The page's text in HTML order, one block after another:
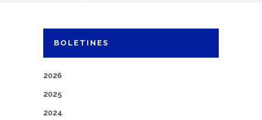
BOLETINES
2026
2025
2024